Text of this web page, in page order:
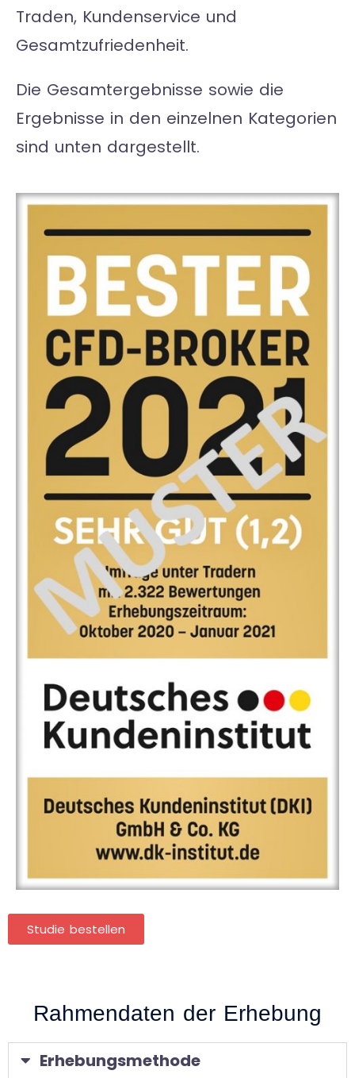
Traden, Kundenservice und
Gesamtzufriedenheit.
Die Gesamtergebnisse sowie die
Ergebnisse in den einzelnen Kategorien
sind unten dargestellt.
Studie bestellen
Rahmendaten der Erhebung
Erhebungsmethode